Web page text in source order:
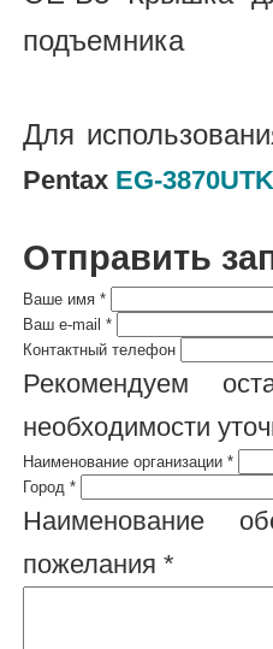
подъемника
Для
Pentax EG-3870UTK
Отправить
Ваше имя *
Ваш e-mail *
Контактный телефон
Рекомендуем
необходимости
Наименование организации *
Город *
Наименование
пожелания *